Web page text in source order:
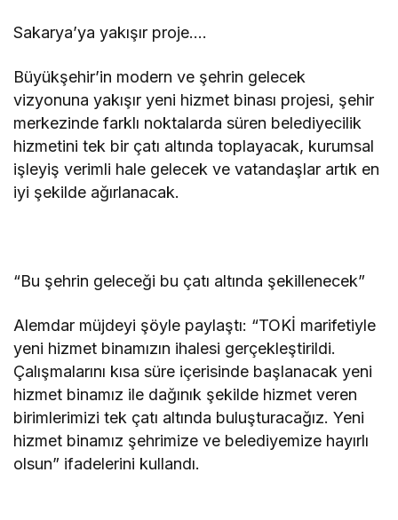
Sakarya’ya yakışır proje….
Büyükşehir’in modern ve şehrin gelecek
vizyonuna yakışır yeni hizmet binası projesi, şehir
merkezinde farklı noktalarda süren belediyecilik
hizmetini tek bir çatı altında toplayacak, kurumsal
işleyiş verimli hale gelecek ve vatandaşlar artık en
iyi şekilde ağırlanacak.
“Bu şehrin geleceği bu çatı altında şekillenecek”
Alemdar müjdeyi şöyle paylaştı: “TOKİ marifetiyle
yeni hizmet binamızın ihalesi gerçekleştirildi.
Çalışmalarını kısa süre içerisinde başlanacak yeni
hizmet binamız ile dağınık şekilde hizmet veren
birimlerimizi tek çatı altında buluşturacağız. Yeni
hizmet binamız şehrimize ve belediyemize hayırlı
olsun” ifadelerini kullandı.